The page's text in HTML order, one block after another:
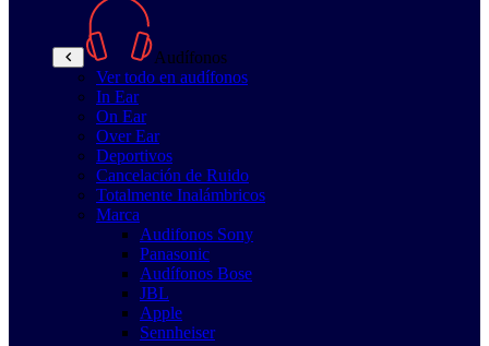
Audífonos
Ver todo en audífonos
In Ear
On Ear
Over Ear
Deportivos
Cancelación de Ruido
Totalmente Inalámbricos
Marca
Audifonos Sony
Panasonic
Audífonos Bose
JBL
Apple
Sennheiser